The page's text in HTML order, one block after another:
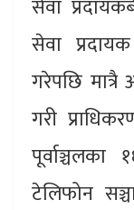
सेवा
सेवा
गरेपछि मात्रै
गरी
पूर्वाञ्चलका
टेलिफोन